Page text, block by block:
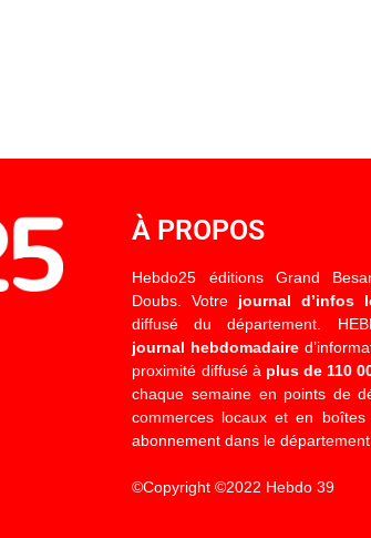
À PROPOS
Hebdo25 éditions Grand
Doubs. Votre journal d’infos
diffusé du département.
journal hebdomadaire
proximité diffusé à plus de 110
chaque semaine en points de
commerces locaux et en
abonnement dans le département
©Copyright ©2022 Hebdo 39